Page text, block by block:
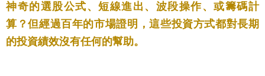
神奇的選股公式、短線進出、波段操作、或籌碼計
算？但經過百年的市場證明，這些投資方式都對長期
的投資績效沒有任何的幫助。